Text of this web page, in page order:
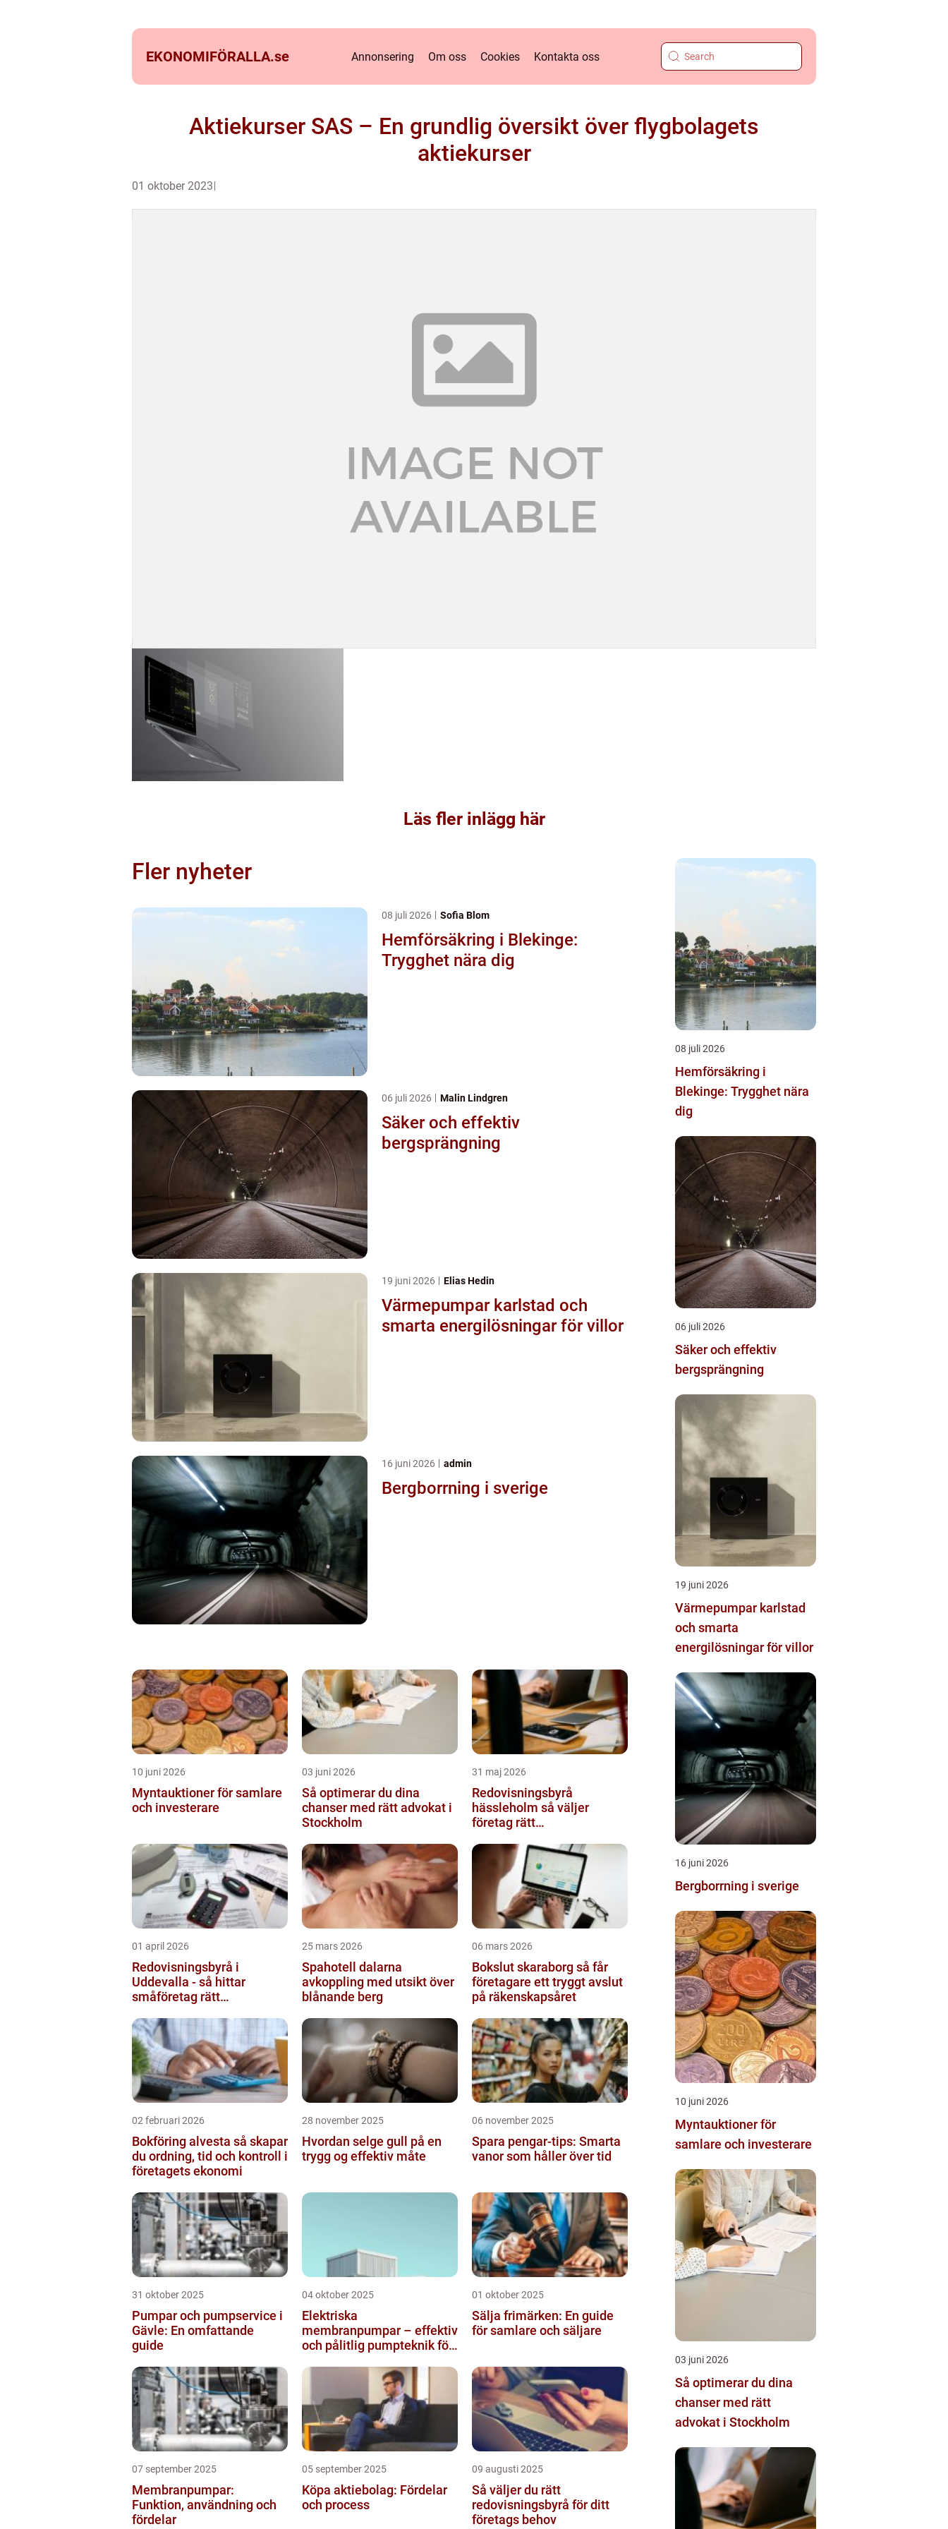
EKONOMIFÖRALLA.se Annonsering Om oss Cookies Kontakta oss
Aktiekurser SAS – En grundlig översikt över flygbolagets
aktiekurser
01 oktober 2023
Läs fler inlägg här
Fler nyheter
08 juli 2026 Sofia Blom
Hemförsäkring i Blekinge:
Trygghet nära dig
06 juli 2026 Malin Lindgren
Säker och effektiv
bergsprängning
19 juni 2026 Elias Hedin
Värmepumpar karlstad och
smarta energilösningar för villor
16 juni 2026 admin
Bergborrning i sverige
10 juni 2026
Myntauktioner för samlare
och investerare
03 juni 2026
Så optimerar du dina
chanser med rätt advokat i
Stockholm
31 maj 2026
Redovisningsbyrå
hässleholm så väljer
företag rätt
01 april 2026
Redovisningsbyrå i
Uddevalla - så hittar
småföretag rätt
25 mars 2026
Spahotell dalarna
avkoppling med utsikt över
blånande berg
06 mars 2026
Bokslut skaraborg så får
företagare ett tryggt avslut
på räkenskapsåret
02 februari 2026
Bokföring alvesta så skapar
du ordning, tid och kontroll i
företagets ekonomi
28 november 2025
Hvordan selge gull på en
trygg og effektiv måte
06 november 2025
Spara pengar-tips: Smarta
vanor som håller över tid
31 oktober 2025
Pumpar och pumpservice i
Gävle: En omfattande
guide
04 oktober 2025
Elektriska
membranpumpar – effektiv
och pålitlig pumpteknik för
01 oktober 2025
Sälja frimärken: En guide
för samlare och säljare
07 september 2025
Membranpumpar:
Funktion, användning och
fördelar
05 september 2025
Köpa aktiebolag: Fördelar
och process
09 augusti 2025
Så väljer du rätt
redovisningsbyrå för ditt
företags behov
08 juli 2026
Hemförsäkring i
Blekinge: Trygghet nära
dig
06 juli 2026
Säker och effektiv
bergsprängning
19 juni 2026
Värmepumpar karlstad
och smarta
energilösningar för villor
16 juni 2026
Bergborrning i sverige
10 juni 2026
Myntauktioner för
samlare och investerare
03 juni 2026
Så optimerar du dina
chanser med rätt
advokat i Stockholm